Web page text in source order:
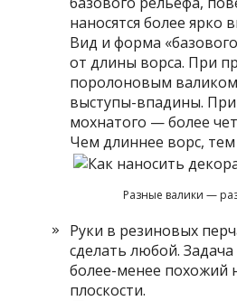
наносятся более
Вид и форма
от длины ворса. При
поролоновым
выступы-впадины.
мохнатого — более
Чем длиннее ворс,
Разные валики —
Руки в резиновых
сделать любой.
более-менее похожий
плоскости.